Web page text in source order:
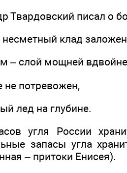
Твардовский писал о
несметный клад
– слой мощней
не потревожен,
лед на глубине.
угля России
запасы угла
– притоки Енисея).